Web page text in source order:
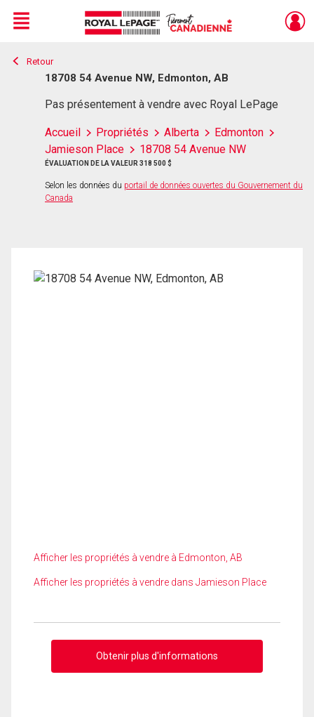
Live
En Direct
Menu
Retour
18708 54 Avenue NW, Edmonton, AB
Pas présentement à vendre avec Royal LePage
Accueil Propriétés Alberta
Edmonton
Jamieson Place
18708 54 Avenue NW
ÉVALUATION DE LA VALEUR 318 500 $
Selon les données du portail de données ouvertes du Gouvernement du
Canada
Afficher les propriétés à vendre à Edmonton, AB
Afficher les propriétés à vendre dans Jamieson Place
Obtenir plus d'informations